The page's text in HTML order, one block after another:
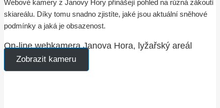
Webové kamery z Janovy Hory přinášejí pohled na různá zákoutí
skiareálu. Díky tomu snadno zjistíte, jaké jsou aktuální sněhové
podmínky a jaká je obsazenost.
On-line webkamera Janova Hora, lyžařský areál
Zobrazit kameru